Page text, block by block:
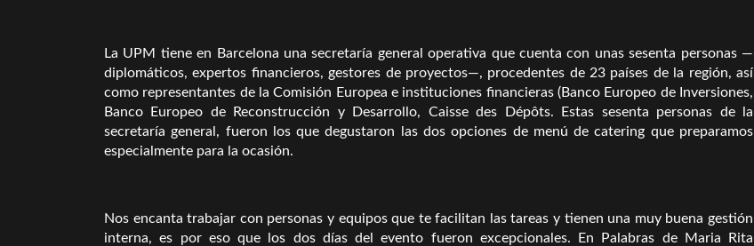
La UPM tiene en Barcelona una secretaría general operativa que cuenta con unas sesenta personas —
diplomáticos, expertos financieros, gestores de proyectos—, procedentes de 23 países de la región, así
como representantes de la Comisión Europea e instituciones financieras (Banco Europeo de Inversiones,
Banco Europeo de Reconstrucción y Desarrollo, Caisse des Dépôts. Estas sesenta personas de la
secretaría general, fueron los que degustaron las dos opciones de menú de catering que preparamos
especialmente para la ocasión.
Nos encanta trabajar con personas y equipos que te facilitan las tareas y tienen una muy buena gestión
interna, es por eso que los dos días del evento fueron excepcionales. En Palabras de Maria Rita